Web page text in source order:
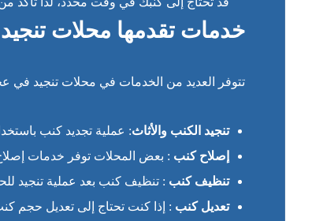
خدمات تقدمها محلات
تتوفر العديد من الخدمات في محلات تنجيد في
تنجيد الكنب والأثاث: عملية تجديد كنب
إصلاح كنب : بعض المحلات توفر خدمات إصلاح
تنظيف كنب : تنظيف كنب بعد عملية تنجيد
تعديل كنب : إذا كنت تحتاج إلى تعديل حجم